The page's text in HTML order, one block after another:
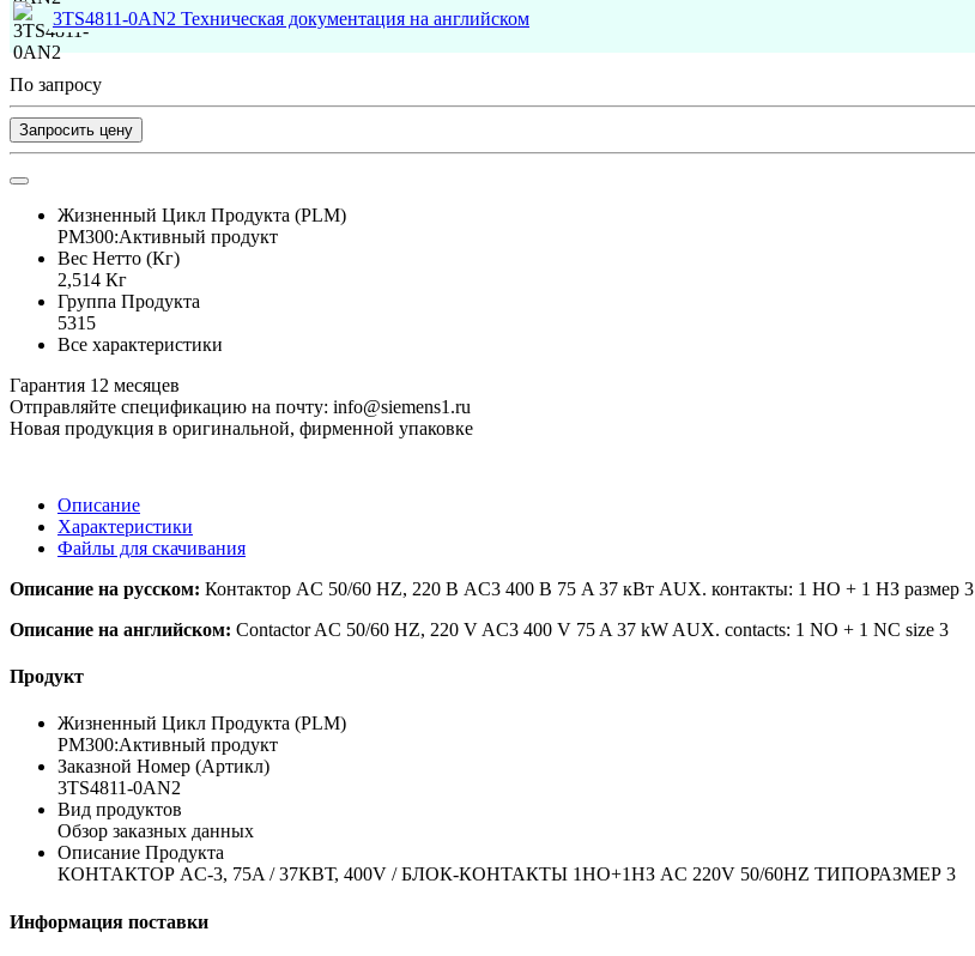
3TS4811-0AN2 Техническая документация на английском
По запросу
Запросить цену
Жизненный Цикл Продукта (PLM)
PM300:Активный продукт
Вес Нетто (Кг)
2,514 Кг
Группа Продукта
5315
Все характеристики
Гарантия 12 месяцев
Отправляйте спецификацию на почту: info@siemens1.ru
Новая продукция в оригинальной, фирменной упаковке
Описание
Характеристики
Файлы для скачивания
Описание на русском: Контактор AC 50/60 HZ, 220 В AC3 400 В 75 A 37 кВт AUX. контакты: 1 НО + 1 НЗ размер 3
Описание на английском: Contactor AC 50/60 HZ, 220 V AC3 400 V 75 A 37 kW AUX. contacts: 1 NO + 1 NC size 3
Продукт
Жизненный Цикл Продукта (PLM)
PM300:Активный продукт
Заказной Номер (Артикл)
3TS4811-0AN2
Вид продуктов
Обзор заказных данных
Описание Продукта
КОНТАКТОР AC-3, 75A / 37КВТ, 400V / БЛОК-КОНТАКТЫ 1НО+1НЗ AC 220V 50/60HZ ТИПОРАЗМЕР 3
Информация поставки